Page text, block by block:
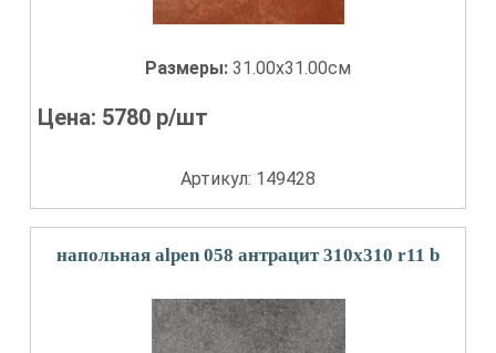
Размеры: 31.00x31.00см
Цена: 5780 р/шт
Артикул: 149428
напольная alpen 058 антрацит 310x310 r11 b